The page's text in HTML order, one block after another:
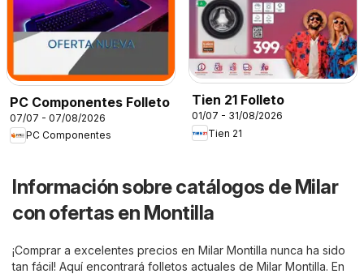
PC Componentes Folleto
07/07 - 07/08/2026
PC Componentes
Tien 21 Folleto
01/07 - 31/08/2026
Tien 21
Información sobre catálogos de Milar
con ofertas en Montilla
¡Comprar a excelentes precios en Milar Montilla nunca ha sido
tan fácil! Aquí encontrará folletos actuales de Milar Montilla. En